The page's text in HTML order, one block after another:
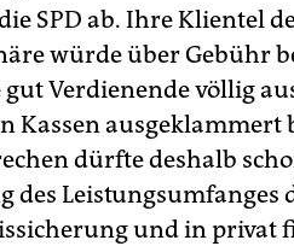
SPD ab. Ihre Klientel
würde über Gebühr
Verdienende völlig
Kassen
dürfte deshalb
des Leistungsumfanges
und in privat